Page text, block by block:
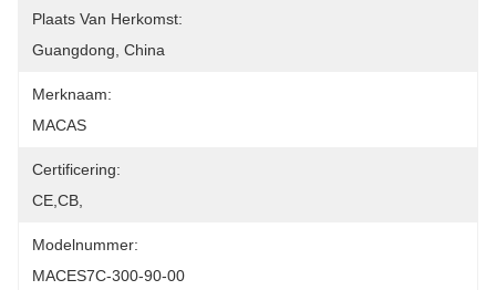
Plaats Van Herkomst:
Guangdong, China
Merknaam:
MACAS
Certificering:
CE,CB,
Modelnummer:
MACES7C-300-90-00